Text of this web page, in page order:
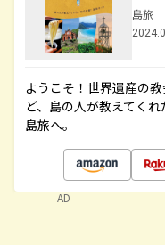
島旅
ようこそ！世界遺産の
ど、島の人が教えてく
島旅へ。
AD